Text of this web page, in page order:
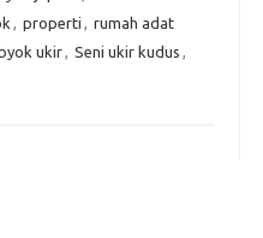
, properti , rumah adat
ukir, Seni ukir kudus ,